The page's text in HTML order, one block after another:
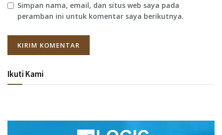
Simpan nama, email, dan situs web saya pada
peramban ini untuk komentar saya berikutnya.
Ikuti Kami